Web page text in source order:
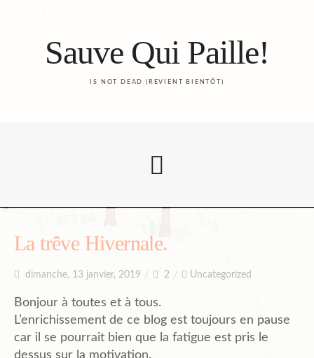
Sauve Qui Paille!
IS NOT DEAD (REVIENT BIENTÔT)
Accueil
Le Blog
Planning
La trêve Hivernale.
dimanche, 13 janvier, 2019 2 Uncategorized
Bonjour à toutes et à tous.
L’enrichissement de ce blog est toujours en pause
car il se pourrait bien que la fatigue est pris le
dessus sur la motivation.